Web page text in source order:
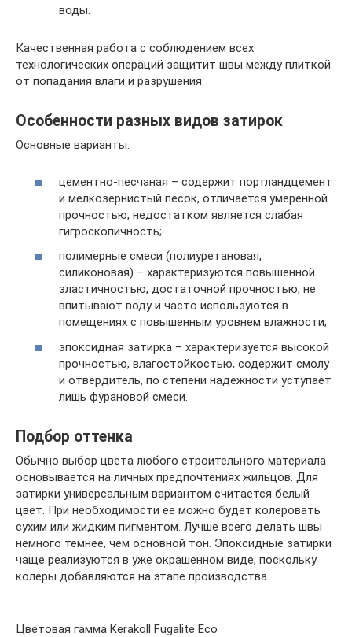
воды.
Качественная работа с соблюдением всех
технологических операций защитит швы между плиткой
от попадания влаги и разрушения.
Особенности разных видов затирок
Основные варианты:
цементно-песчаная – содержит портландцемент
и мелкозернистый песок, отличается умеренной
прочностью, недостатком является слабая
гигроскопичность;
полимерные смеси (полиуретановая,
силиконовая) – характеризуются повышенной
эластичностью, достаточной прочностью, не
впитывают воду и часто используются в
помещениях с повышенным уровнем влажности;
эпоксидная затирка – характеризуется высокой
прочностью, влагостойкостью, содержит смолу
и отвердитель, по степени надежности уступает
лишь фурановой смеси.
Подбор оттенка
Обычно выбор цвета любого строительного материала
основывается на личных предпочтениях жильцов. Для
затирки универсальным вариантом считается белый
цвет. При необходимости ее можно будет колеровать
сухим или жидким пигментом. Лучше всего делать швы
немного темнее, чем основной тон. Эпоксидные затирки
чаще реализуются в уже окрашенном виде, поскольку
колеры добавляются на этапе производства.
Цветовая гамма Kerakoll Fugalite Eco